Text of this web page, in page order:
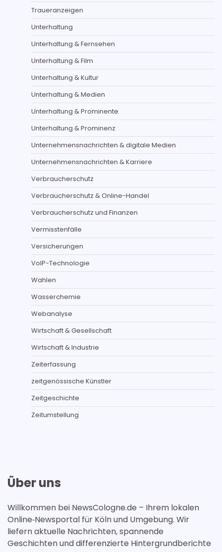
Traueranzeigen
Unterhaltung
Unterhaltung & Fernsehen
Unterhaltung & Film
Unterhaltung & Kultur
Unterhaltung & Medien
Unterhaltung & Prominente
Unterhaltung & Prominenz
Unternehmensnachrichten & digitale Medien
Unternehmensnachrichten & Karriere
Verbraucherschutz
Verbraucherschutz & Online-Handel
Verbraucherschutz und Finanzen
Vermisstenfälle
Versicherungen
VoIP-Technologie
Wahlen
Wasserchemie
Webanalyse
Wirtschaft & Gesellschaft
Wirtschaft & Industrie
Zeiterfassung
zeitgenössische Künstler
Zeitgeschichte
Zeitumstellung
Über uns
Willkommen bei NewsCologne.de – Ihrem lokalen
Online‑Newsportal für Köln und Umgebung. Wir
liefern aktuelle Nachrichten, spannende
Geschichten und differenzierte Hintergrundberichte